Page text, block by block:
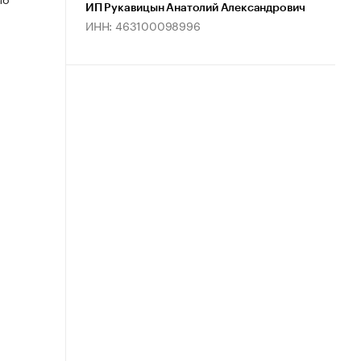
ИП Рукавицын Анатолий Александрович
ИНН: 463100098996